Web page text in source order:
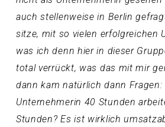
auch stellenweise in Berlin
sitze, mit so vielen erfolgreichen
was ich denn hier in dieser
total verrückt, was das mit mir
dann kam natürlich dann
Unternehmerin 40 Stunden
Stunden? Es ist wirklich